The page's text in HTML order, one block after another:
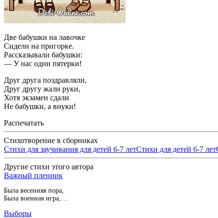
Две бабушки на лавочке
Сидели на пригорке.
Рассказывали бабушки:
— У нас одни пятерки!
Друг друга поздравляли,
Друг другу жали руки,
Хотя экзамен сдали
Не бабушки, а внуки!
Распечатать
Стихотворение в сборниках
Стихи для заучивания для детей 6-7 летСтихи для детей 6-7 лет
Другие стихи этого автора
Важный пленник
Была весенняя пора,
Была военная игра,…
Выборы